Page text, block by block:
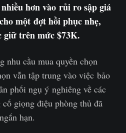
hơn vào rủi ro sập giá
một đợt hồi phục nhẹ,
giữ trên mức $73K.
nhu cầu mua quyền chọn
vẫn tập trung vào việc bảo
phối ngụ ý nghiêng về các
giọng điệu phòng thủ đã
hạn.